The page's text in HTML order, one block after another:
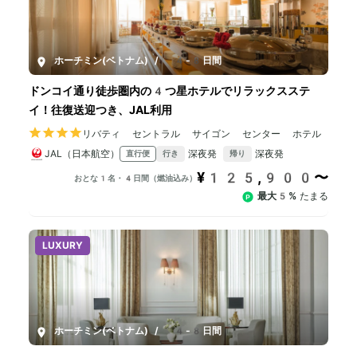
ホーチミン(ベトナム) / 4-8日間
ドンコイ通り徒歩圏内の4つ星ホテルでリラックスステ
イ！往復送迎つき、JAL利用
リバティ セントラル サイゴン センター ホテル
JAL（日本航空）
直行便 行き 深夜発 帰り 深夜発
おとな1名・4日間（燃油込み） ¥125,900〜
最大5% たまる
LUXURY
ホーチミン(ベトナム) / 4-8日間